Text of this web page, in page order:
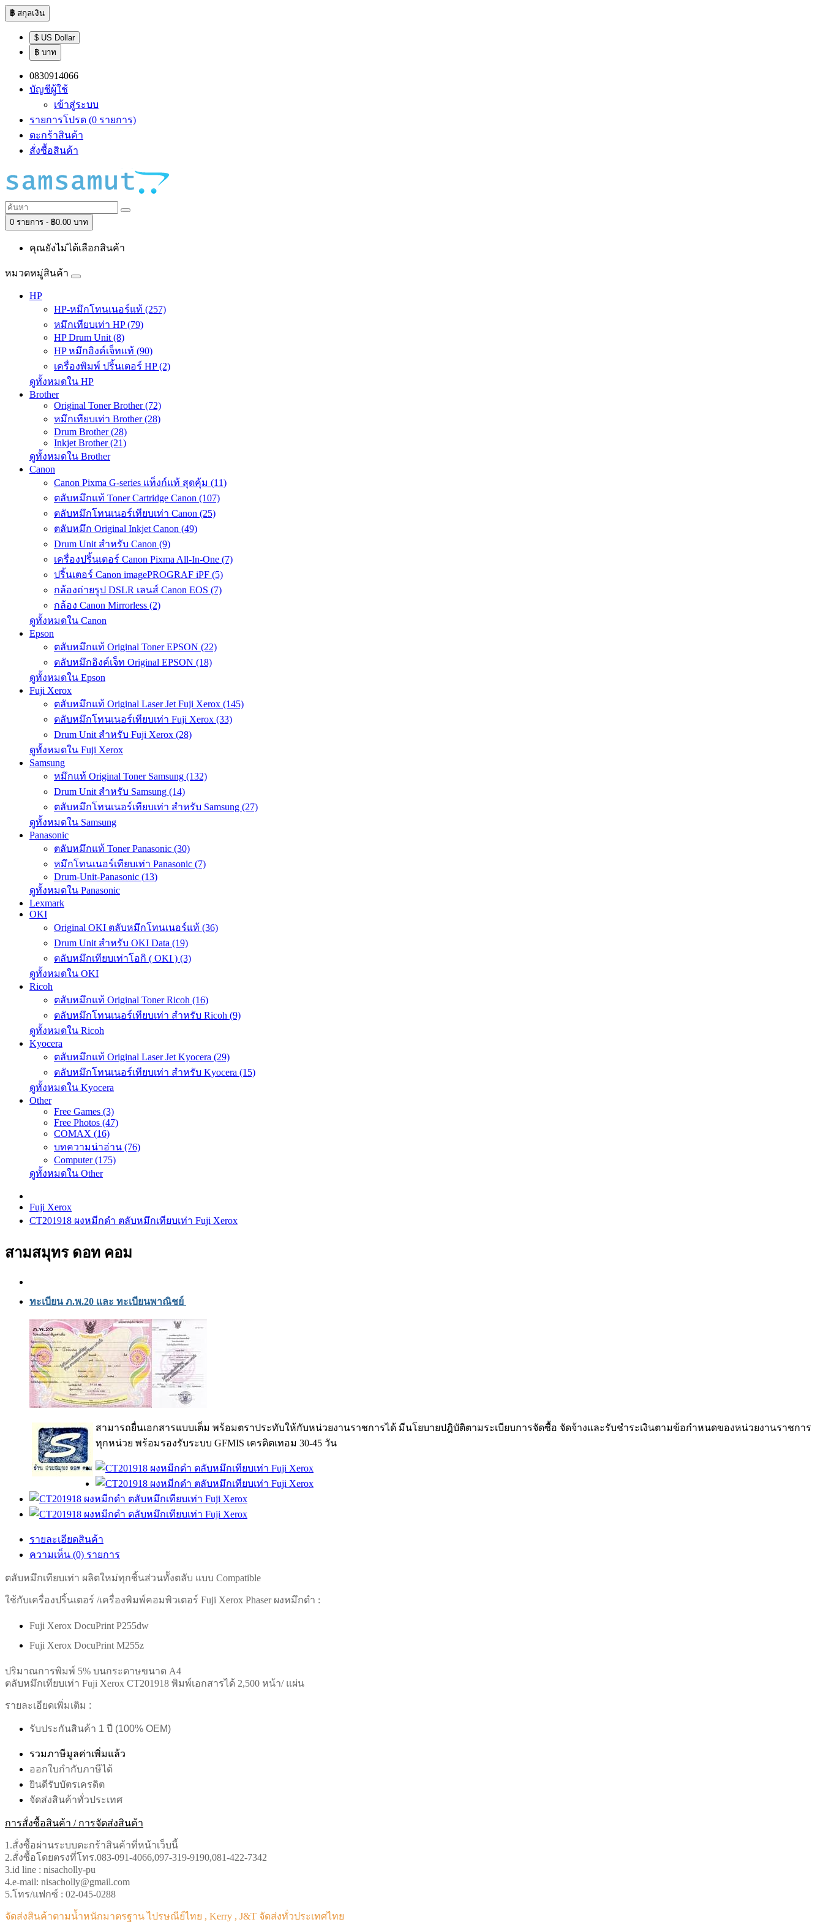
฿ สกุลเงิน
$ US Dollar
฿ บาท
0830914066
บัญชีผู้ใช้
เข้าสู่ระบบ
รายการโปรด (0 รายการ)
ตะกร้าสินค้า
สั่งซื้อสินค้า
0 รายการ - ฿0.00 บาท
คุณยังไม่ได้เลือกสินค้า
หมวดหมู่สินค้า
HP
HP-หมึกโทนเนอร์แท้ (257)
หมึกเทียบเท่า HP (79)
HP Drum Unit (8)
HP หมึกอิงค์เจ็ทแท้ (90)
เครื่องพิมพ์ ปริ้นเตอร์ HP (2)
ดูทั้งหมดใน HP
Brother
Original Toner Brother (72)
หมึกเทียบเท่า Brother (28)
Drum Brother (28)
Inkjet Brother (21)
ดูทั้งหมดใน Brother
Canon
Canon Pixma G-series แท็งก์แท้ สุดคุ้ม (11)
ตลับหมึกแท้ Toner Cartridge Canon (107)
ตลับหมึกโทนเนอร์เทียบเท่า Canon (25)
ตลับหมึก Original Inkjet Canon (49)
Drum Unit สำหรับ Canon (9)
เครื่องปริ้นเตอร์ Canon Pixma All-In-One (7)
ปริ้นเตอร์ Canon imagePROGRAF iPF (5)
กล้องถ่ายรูป DSLR เลนส์ Canon EOS (7)
กล้อง Canon Mirrorless (2)
ดูทั้งหมดใน Canon
Epson
ตลับหมึกแท้ Original Toner EPSON (22)
ตลับหมึกอิงค์เจ็ท Original EPSON (18)
ดูทั้งหมดใน Epson
Fuji Xerox
ตลับหมึกแท้ Original Laser Jet Fuji Xerox (145)
ตลับหมึกโทนเนอร์เทียบเท่า Fuji Xerox (33)
Drum Unit สำหรับ Fuji Xerox (28)
ดูทั้งหมดใน Fuji Xerox
Samsung
หมึกแท้ Original Toner Samsung (132)
Drum Unit สำหรับ Samsung (14)
ตลับหมึกโทนเนอร์เทียบเท่า สำหรับ Samsung (27)
ดูทั้งหมดใน Samsung
Panasonic
ตลับหมึกแท้ Toner Panasonic (30)
หมึกโทนเนอร์เทียบเท่า Panasonic (7)
Drum-Unit-Panasonic (13)
ดูทั้งหมดใน Panasonic
Lexmark
OKI
Original OKI ตลับหมึกโทนเนอร์แท้ (36)
Drum Unit สำหรับ OKI Data (19)
ตลับหมึกเทียบเท่าโอกิ ( OKI ) (3)
ดูทั้งหมดใน OKI
Ricoh
ตลับหมึกแท้ Original Toner Ricoh (16)
ตลับหมึกโทนเนอร์เทียบเท่า สำหรับ Ricoh (9)
ดูทั้งหมดใน Ricoh
Kyocera
ตลับหมึกแท้ Original Laser Jet Kyocera (29)
ตลับหมึกโทนเนอร์เทียบเท่า สำหรับ Kyocera (15)
ดูทั้งหมดใน Kyocera
Other
Free Games (3)
Free Photos (47)
COMAX (16)
บทความน่าอ่าน (76)
Computer (175)
ดูทั้งหมดใน Other
Fuji Xerox
CT201918 ผงหมีกดำ ตลับหมึกเทียบเท่า Fuji Xerox
สามสมุทร ดอท คอม
ทะเบียน ภ.พ.20 และ ทะเบียนพาณิชย์
สามารถยื่นเอกสารแบบเต็ม พร้อมตราประทับให้กับหน่วยงานราชการได้ มีนโยบายปฎิบัติตามระเบียบการจัดซื้อ จัดจ้างและรับชำระเงินตามข้อกำหนดของหน่วยงานราชการ
ทุกหน่วย พร้อมรองรับระบบ GFMIS เครดิตเทอม 30-45 วัน
รายละเอียดสินค้า
ความเห็น (0) รายการ
ตลับหมึกเทียบเท่า ผลิตใหม่ทุกชิ้นส่วนทัังตลับ แบบ Compatible
ใช้กับเครื่องปริ้นเตอร์ /เครื่องพิมพ์คอมพิวเตอร์ Fuji Xerox Phaser ผงหมึกดำ :
Fuji Xerox DocuPrint P255dw
Fuji Xerox DocuPrint M255z
ปริมาณการพิมพ์ 5% บนกระดาษขนาด A4
ตลับหมึกเทียบเท่า Fuji Xerox CT201918 พิมพ์เอกสารได้ 2,500 หน้า/ แผ่น
รายละเอียดเพิ่มเติม :
รับประกันสินค้า 1 ปี (100% OEM)
รวมภาษีมูลค่าเพิ่มแล้ว
ออกใบกำกับภาษีได้
ยินดีรับบัตรเครดิต
จัดส่งสินค้าทั่วประเทศ
การสั่งซื้อสินค้า / การจัดส่งสินค้า
1.สั่งซื้อผ่านระบบตะกร้าสินค้าที่หน้าเว็บนี้
2.สั่งซื้อโดยตรงที่โทร.083-091-4066,097-319-9190,081-422-7342
3.id line : nisacholly-pu
4.e-mail: nisacholly@gmail.com
5.โทร/แฟกซ์ : 02-045-0288
จัดส่งสินค้าตามน้ำหนักมาตรฐาน ไปรษณีย์ไทย , Kerry , J&T จัดส่งทั่วประเทศไทย